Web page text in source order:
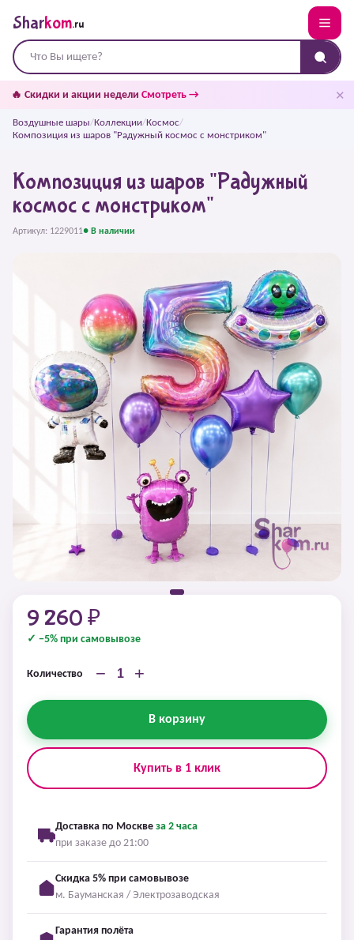
Sharkom.ru
🔥 Скидки и акции недели Смотреть → ✕
Воздушные шары/Коллекции/Космос/
Композиция из шаров "Радужный космос с монстриком"
Композиция из шаров "Радужный
космос с монстриком"
Артикул: 1229011● В наличии
9 260 ₽
✓ −5% при самовывозе
Количество − +
В корзину
Купить в 1 клик
Доставка по Москве за 2 часа
при заказе до 21:00
Скидка 5% при самовывозе
м. Бауманская / Электрозаводская
Гарантия полёта